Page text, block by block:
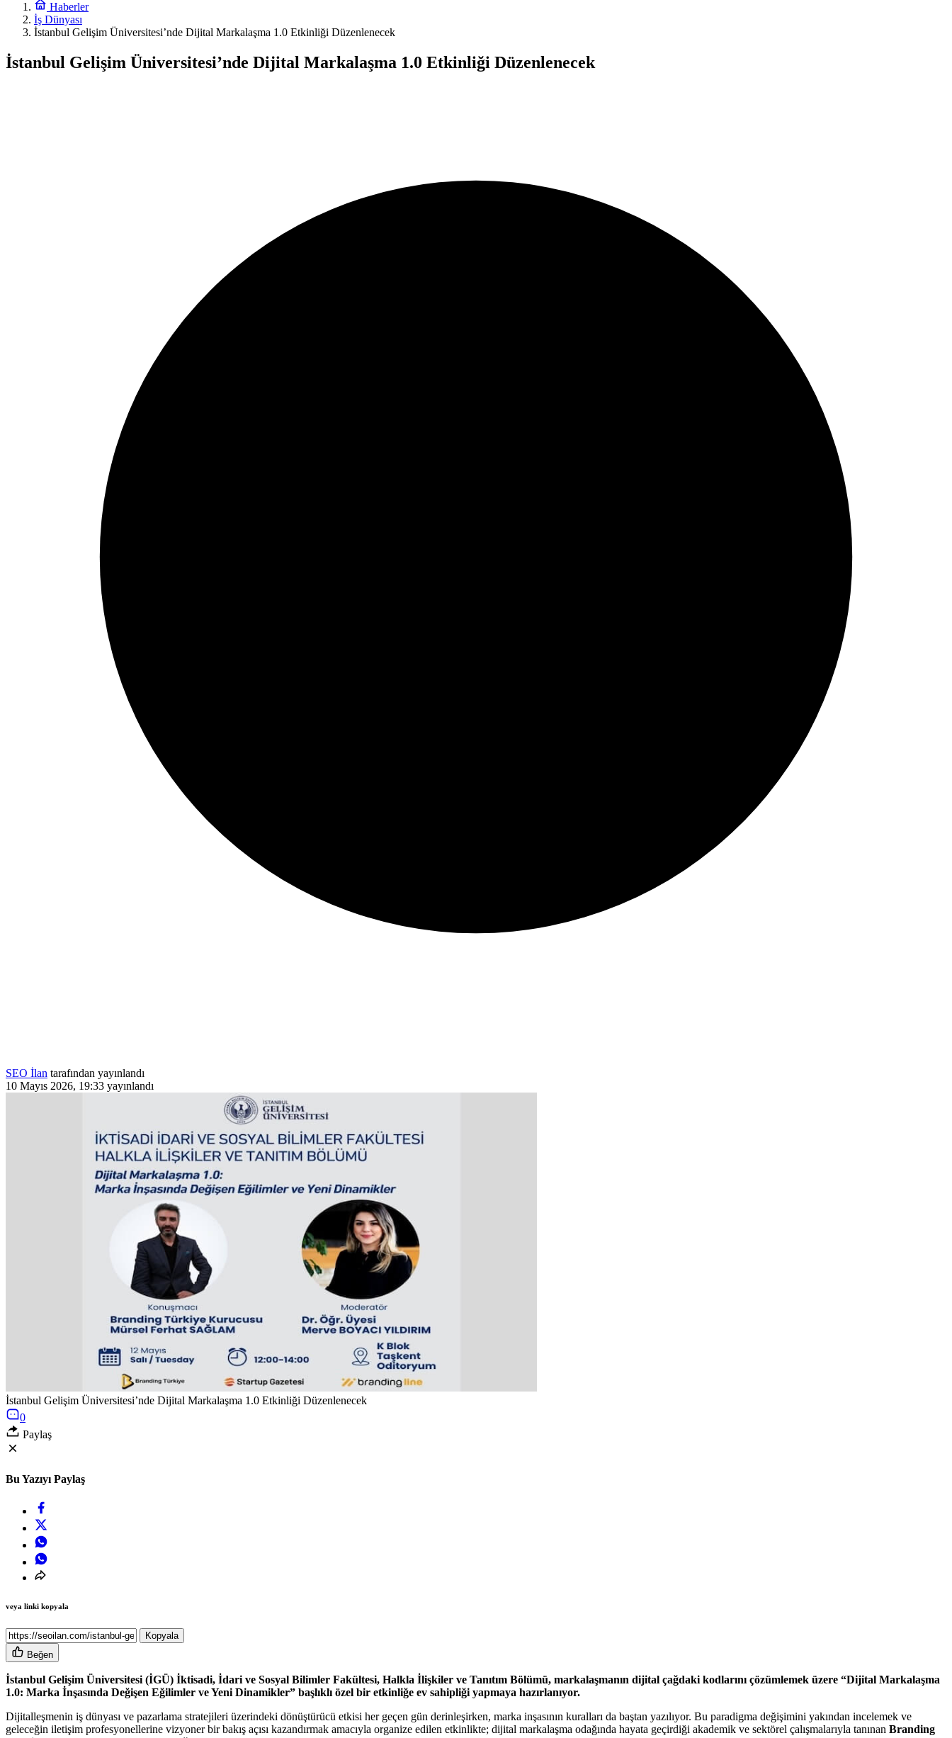
Haberler
İş Dünyası
İstanbul Gelişim Üniversitesi’nde Dijital Markalaşma 1.0 Etkinliği Düzenlenecek
İstanbul Gelişim Üniversitesi’nde Dijital Markalaşma 1.0 Etkinliği Düzenlenecek
SEO İlan tarafından yayınlandı
10 Mayıs 2026, 19:33 yayınlandı
İstanbul Gelişim Üniversitesi’nde Dijital Markalaşma 1.0 Etkinliği Düzenlenecek
0
Paylaş
Bu Yazıyı Paylaş
veya linki kopyala
Kopyala
Beğen
İstanbul Gelişim Üniversitesi (İGÜ) İktisadi, İdari ve Sosyal Bilimler Fakültesi, Halkla İlişkiler ve Tanıtım Bölümü, markalaşmanın dijital çağdaki kodlarını çözümlemek üzere “Dijital Markalaşma
1.0: Marka İnşasında Değişen Eğilimler ve Yeni Dinamikler” başlıklı özel bir etkinliğe ev sahipliği yapmaya hazırlanıyor.
Dijitalleşmenin iş dünyası ve pazarlama stratejileri üzerindeki dönüştürücü etkisi her geçen gün derinleşirken, marka inşasının kuralları da baştan yazılıyor. Bu paradigma değişimini yakından incelemek ve
geleceğin iletişim profesyonellerine vizyoner bir bakış açısı kazandırmak amacıyla organize edilen etkinlikte; dijital markalaşma odağında hayata geçirdiği akademik ve sektörel çalışmalarıyla tanınan Branding